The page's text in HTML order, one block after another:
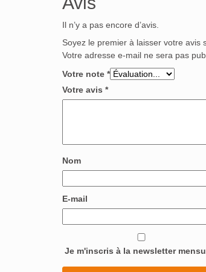
Il n’y a pas encore d’avis.
Soyez le premier à laisser votre avis
Votre adresse e-mail ne sera pas
Votre note *
Votre avis *
Nom
E-mail
Je m'inscris à la newsletter